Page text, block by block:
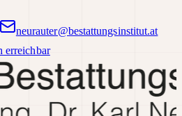
neurauter@bestattungsinstitut.at
erreichbar